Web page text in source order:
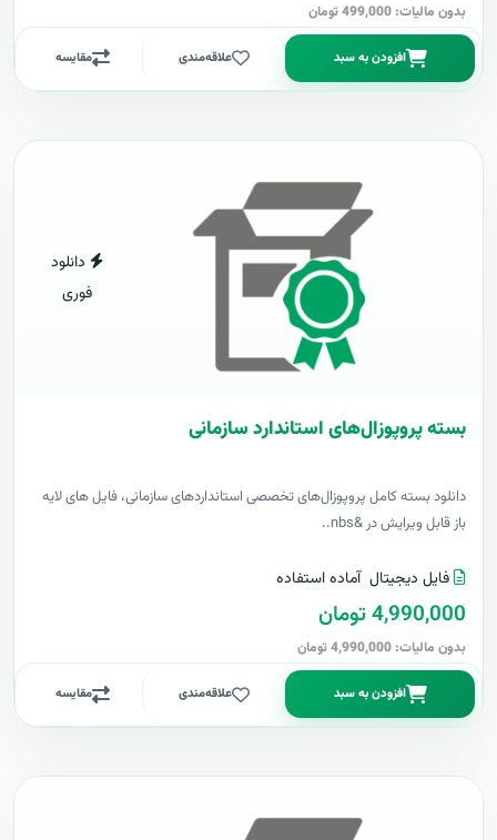
بدون مالیات: 499,000 تومان
افزودن به سبد علاقه‌مندی مقایسه
دانلود
فوری
بسته پروپوزال‌های استاندارد سازمانی
دانلود بسته کامل پروپوزال‌های تخصصی استانداردهای سازمانی، فایل های لایه
باز قابل ویرایش در &nbs..
فایل دیجیتال آماده استفاده
4,990,000 تومان
بدون مالیات: 4,990,000 تومان
افزودن به سبد علاقه‌مندی مقایسه